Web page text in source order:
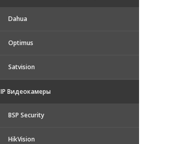
Dahua
Optimus
Satvision
IP Видеокамеры
BSP Security
HikVision